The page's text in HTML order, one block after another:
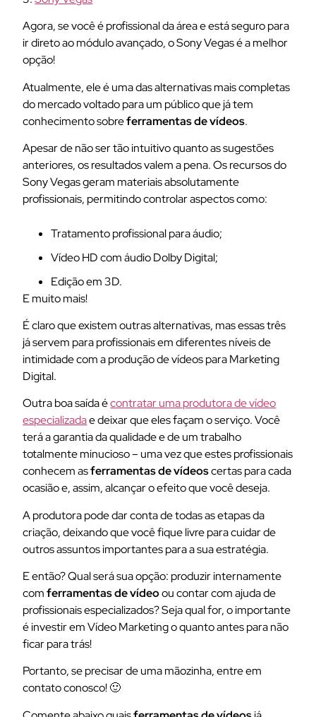
Agora, se você é profissional da área e está seguro para
ir direto ao módulo avançado, o Sony Vegas é a melhor
opção!
Atualmente, ele é uma das alternativas mais completas
do mercado voltado para um público que já tem
conhecimento sobreferramentas de vídeos.
Apesar de não ser tão intuitivo quanto as sugestões
anteriores, os resultados valem a pena. Os recursos do
Sony Vegas geram materiais absolutamente
profissionais, permitindo controlar aspectos como:
Tratamento profissional para áudio;
Vídeo HD com áudio Dolby Digital;
Edição em 3D.
E muito mais!
É claro que existem outras alternativas, mas essas três
já servem para profissionais em diferentes níveis de
intimidade com a produção de vídeos para Marketing
Digital.
Outra boa saída écontratar uma produtora de vídeo
especializadae deixar que eles façam o serviço. Você
terá a garantia da qualidade e de um trabalho
totalmente minucioso – uma vez que estes profissionais
conhecem asferramentas de vídeoscertas para cada
ocasião e, assim, alcançar o efeito que você deseja.
A produtora pode dar conta de todas as etapas da
criação, deixando que você fique livre para cuidar de
outros assuntos importantes para a sua estratégia.
E então? Qual será sua opção: produzir internamente
comferramentas de vídeoou contar com ajuda de
profissionais especializados? Seja qual for, o importante
é investir em Vídeo Marketing o quanto antes para não
ficar para trás!
Portanto, se precisar de uma mãozinha, entre em
contato conosco! 🙂